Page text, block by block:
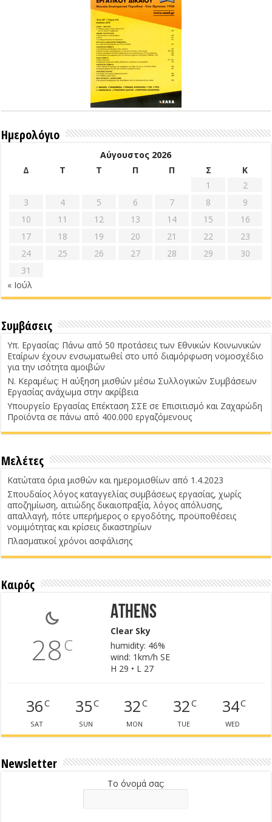
Ημερολόγιο
Αύγουστος 2026
Δ
Τ Τ Π Π Σ
Κ
1
2
3
4 5 6 7 8
9
10
11 12 13 14 15
16
17
18 19 20 21 22
23
24
25 26 27 28 29
30
31
« Ιούλ
Συμβάσεις
Υπ. Εργασίας: Πάνω από 50 προτάσεις των Εθνικών Κοινωνικών
Εταίρων έχουν ενσωματωθεί στο υπό διαμόρφωση νομοσχέδιο
για την ισότητα αμοιβών
Ν. Κεραμέως: Η αύξηση μισθών μέσω Συλλογικών Συμβάσεων
Εργασίας ανάχωμα στην ακρίβεια
Υπουργείο Εργασίας Επέκταση ΣΣΕ σε Επισιτισμό και Ζαχαρώδη
Προϊόντα σε πάνω από 400.000 εργαζόμενους
Μελέτες
Κατώτατα όρια μισθών και ημερομισθίων από 1.4.2023
Σπουδαίος λόγος καταγγελίας συμβάσεως εργασίας, χωρίς
αποζημίωση, αιτιώδης δικαιοπραξία, λόγος απόλυσης,
απαλλαγή, πότε υπερήμερος ο εργοδότης, προϋποθέσεις
νομιμότητας και κρίσεις δικαστηρίων
Πλασματικοί χρόνοι ασφάλισης
Καιρός
28C
Athens
Clear Sky
humidity: 46%
wind: 1km/h SE
H 29 • L 27
36C
SAT
35C
SUN
32C
MON
32C
TUE
34C
WED
Newsletter
Το όνομά σας: